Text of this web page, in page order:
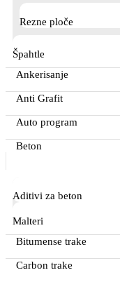
Rezne ploče
Špahtle
Ankerisanje
Anti Grafit
Auto program
Beton
Aditivi za beton
Malteri
Bitumense trake
Carbon trake